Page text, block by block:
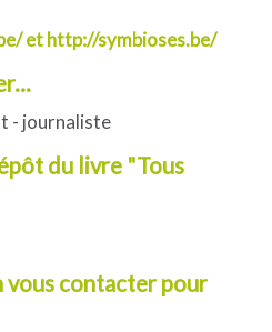
et http://symbioses.be/
- journaliste
du livre "Tous
vous contacter pour